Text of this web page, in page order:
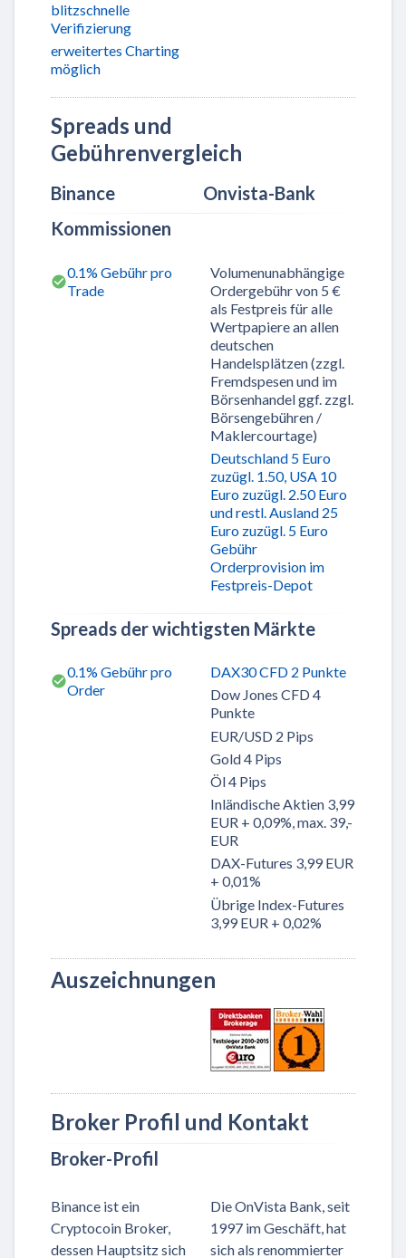
blitzschnelle
Verifizierung
erweitertes Charting
möglich
Spreads und
Gebührenvergleich
Binance
Onvista-Bank
Kommissionen
0.1% Gebühr pro
Trade
Volumenunabhängige
Ordergebühr von 5 €
als Festpreis für alle
Wertpapiere an allen
deutschen
Handelsplätzen (zzgl.
Fremdspesen und im
Börsenhandel ggf. zzgl.
Börsengebühren /
Maklercourtage)
Deutschland 5 Euro
zuzügl. 1.50, USA 10
Euro zuzügl. 2.50 Euro
und restl. Ausland 25
Euro zuzügl. 5 Euro
Gebühr
Orderprovision im
Festpreis-Depot
Spreads der wichtigsten Märkte
0.1% Gebühr pro
Order
DAX30 CFD 2 Punkte
Dow Jones CFD 4
Punkte
EUR/USD 2 Pips
Gold 4 Pips
Öl 4 Pips
Inländische Aktien 3,99
EUR + 0,09%, max. 39,-
EUR
DAX-Futures 3,99 EUR
+ 0,01%
Übrige Index-Futures
3,99 EUR + 0,02%
Auszeichnungen
Broker Profil und Kontakt
Broker-Profil
Binance ist ein
Cryptocoin Broker,
dessen Hauptsitz sich
Die OnVista Bank, seit
1997 im Geschäft, hat
sich als renommierter